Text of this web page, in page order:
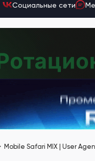
Социальные сети
Mobile Safari MIX | User